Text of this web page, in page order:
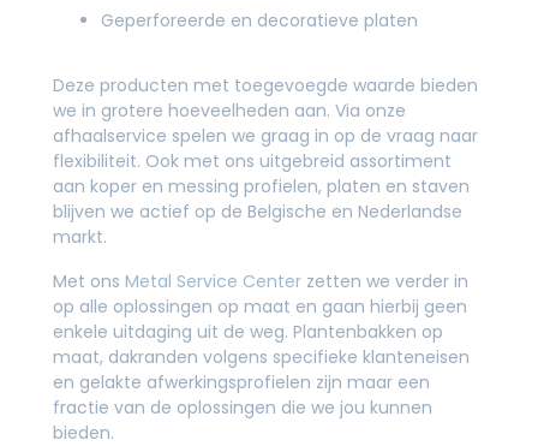
Geperforeerde en decoratieve platen
Deze producten met toegevoegde waarde bieden
we in grotere hoeveelheden aan. Via onze
afhaalservice spelen we graag in op de vraag naar
flexibiliteit. Ook met ons uitgebreid assortiment
aan koper en messing profielen, platen en staven
blijven we actief op de Belgische en Nederlandse
markt.
Met ons Metal Service Center zetten we verder in
op alle oplossingen op maat en gaan hierbij geen
enkele uitdaging uit de weg. Plantenbakken op
maat, dakranden volgens specifieke klanteneisen
en gelakte afwerkingsprofielen zijn maar een
fractie van de oplossingen die we jou kunnen
bieden.